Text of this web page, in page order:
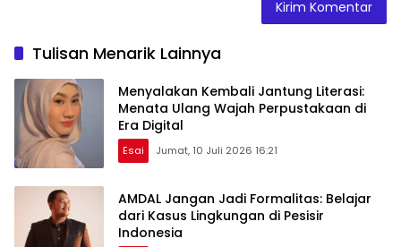
Tulisan Menarik Lainnya
Menyalakan Kembali Jantung Literasi:
Menata Ulang Wajah Perpustakaan di
Era Digital
Esai Jumat, 10 Juli 2026 16:21
AMDAL Jangan Jadi Formalitas: Belajar
dari Kasus Lingkungan di Pesisir
Indonesia